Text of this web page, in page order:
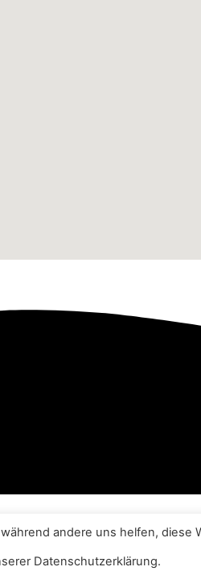
Datenschutzerklärung
andere uns helfen, diese
Datenschutzerklärung.